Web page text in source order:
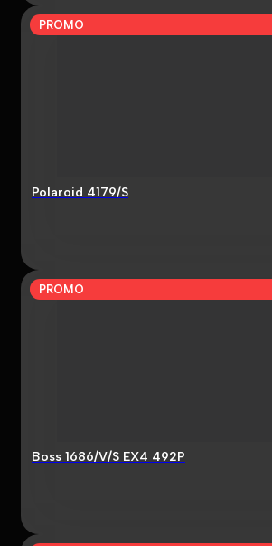
PROMO
Polaroid 4179/S
PROMO
Boss 1686/V/S EX4 492P